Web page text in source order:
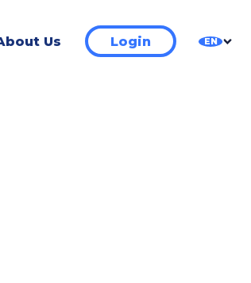
Us Login EN